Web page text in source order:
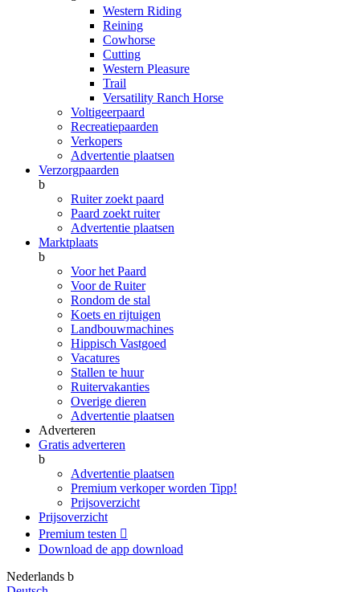
Western Riding
Reining
Cowhorse
Cutting
Western Pleasure
Trail
Versatility Ranch Horse
Voltigeerpaard
Recreatiepaarden
Verkopers
Advertentie plaatsen
Verzorgpaarden
b
Ruiter zoekt paard
Paard zoekt ruiter
Advertentie plaatsen
Marktplaats
b
Voor het Paard
Voor de Ruiter
Rondom de stal
Koets en rijtuigen
Landbouwmachines
Hippisch Vastgoed
Vacatures
Stallen te huur
Ruitervakanties
Overige dieren
Advertentie plaatsen
Adverteren
Gratis adverteren
b
Advertentie plaatsen
Premium verkoper worden Tipp!
Prijsoverzicht
Prijsoverzicht
Premium testen 
Download de app download
Nederlands b